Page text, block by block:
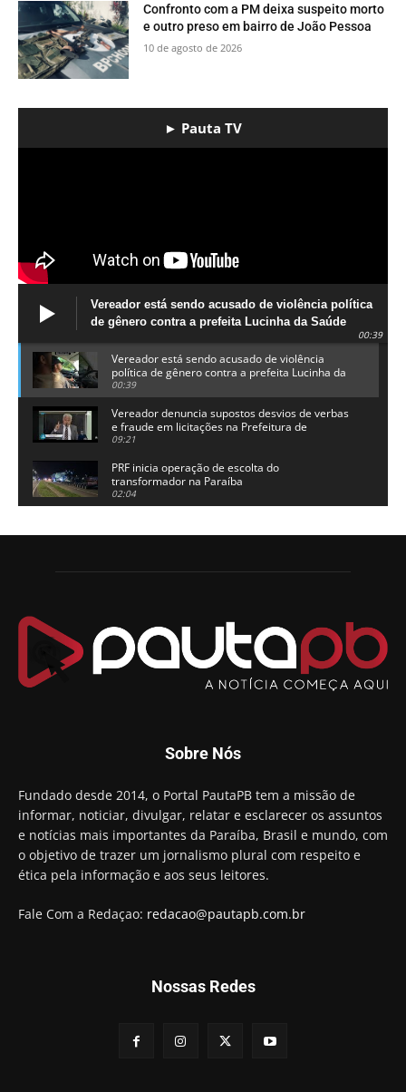
Confronto com a PM deixa suspeito morto
e outro preso em bairro de João Pessoa
10 de agosto de 2026
► Pauta TV
Vereador está sendo acusado de violência política
de gênero contra a prefeita Lucinha da Saúde
00:39
Vereador está sendo acusado de violência
política de gênero contra a prefeita Lucinha da
Saúde
00:39
Vereador denuncia supostos desvios de verbas
e fraude em licitações na Prefeitura de
Alhandra
09:21
PRF inicia operação de escolta do
transformador na Paraíba
02:04
candidatura a governador da Paraíba
Chapa dos sonhos: Cícero agradece a Galdino,
Arthur Lira parabeniza Karla Pimentel por sua
reeleição em Conde
00:23
Aguinaldo Ribeiro destaca apoio do PP a Hugo
preso e faz vídeo na cadeia
Hugo Motta retira projeto que permitia bancos
"confiscar" dinheiro de clientes
01:49
Descaso da gestão Panta deixa crianças e
professoras 'ilhadas' em creche
00:16
Sobre Nós
Fundado desde 2014, o Portal PautaPB tem a missão de
informar, noticiar, divulgar, relatar e esclarecer os assuntos
e notícias mais importantes da Paraíba, Brasil e mundo, com
o objetivo de trazer um jornalismo plural com respeito e
ética pela informação e aos seus leitores.
Fale Com a Redaçao: redacao@pautapb.com.br
Nossas Redes